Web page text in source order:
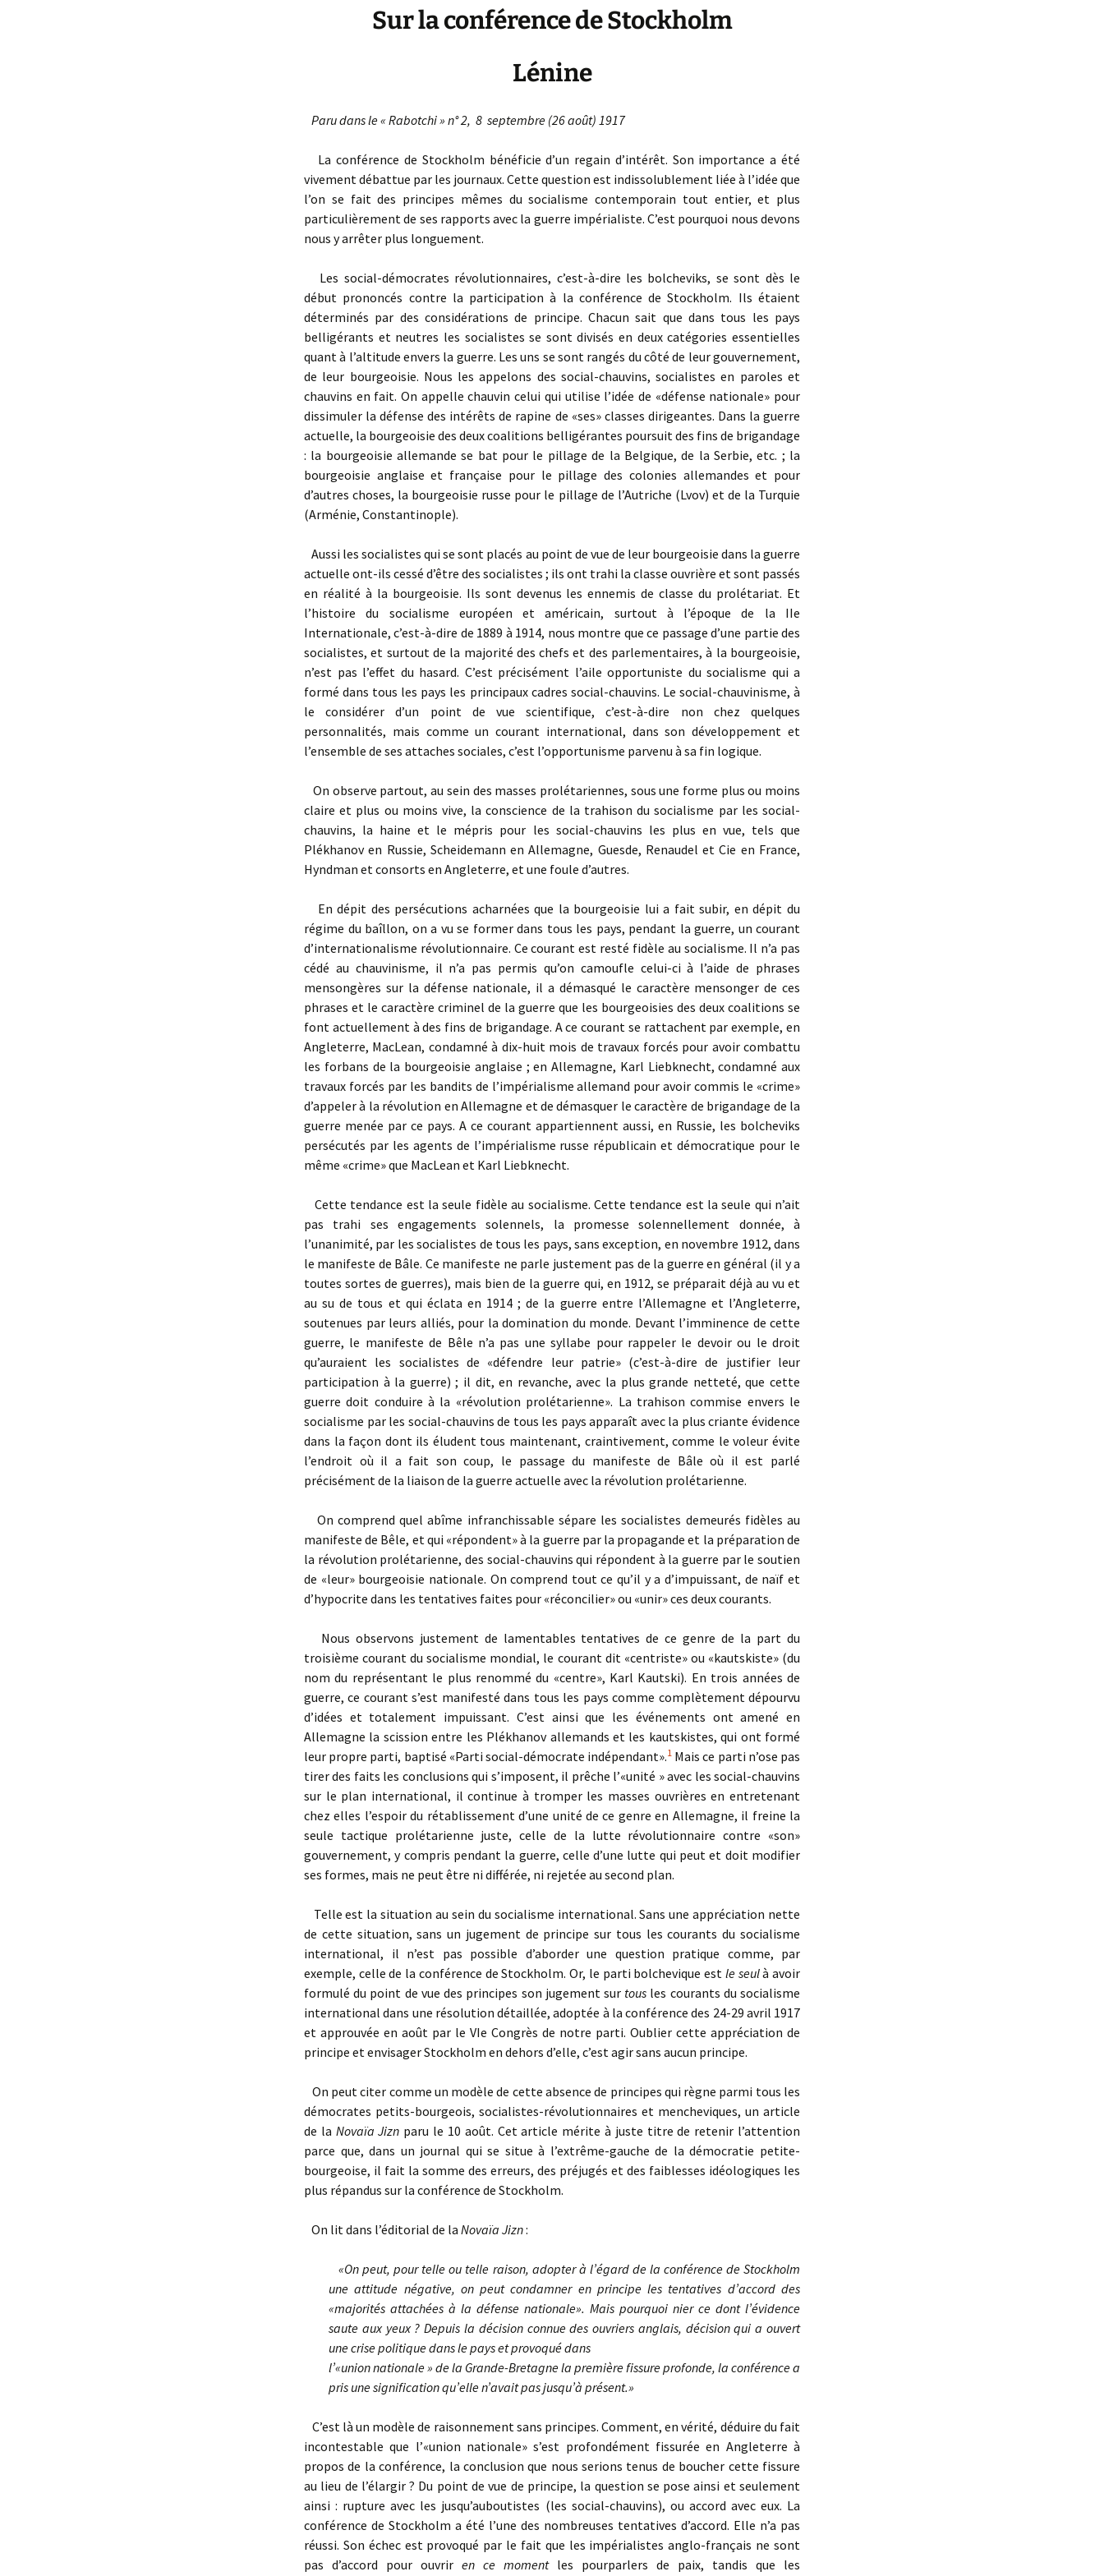
Sur la conférence de Stockholm
Lénine
Paru dans le « Rabotchi » n°2, 8 septembre (26 août) 1917
La conférence de Stockholm bénéficie d’un regain d’intérêt. Son importance a été
vivement débattue par les journaux. Cette question est indissolublement liée à l’idée que
l’on se fait des principes mêmes du socialisme contemporain tout entier, et plus
particulièrement de ses rapports avec la guerre impérialiste. C’est pourquoi nous devons
nous y arrêter plus longuement.
Les social-démocrates révolutionnaires, c’est-à-dire les bolcheviks, se sont dès le
début prononcés contre la participation à la conférence de Stockholm. Ils étaient
déterminés par des considérations de principe. Chacun sait que dans tous les pays
belligérants et neutres les socialistes se sont divisés en deux catégories essentielles
quant à l’altitude envers la guerre. Les uns se sont rangés du côté de leur gouvernement,
de leur bourgeoisie. Nous les appelons des social-chauvins, socialistes en paroles et
chauvins en fait. On appelle chauvin celui qui utilise l’idée de «défense nationale» pour
dissimuler la défense des intérêts de rapine de «ses» classes dirigeantes. Dans la guerre
actuelle, la bourgeoisie des deux coalitions belligérantes poursuit des fins de brigandage
: la bourgeoisie allemande se bat pour le pillage de la Belgique, de la Serbie, etc. ; la
bourgeoisie anglaise et française pour le pillage des colonies allemandes et pour
d’autres choses, la bourgeoisie russe pour le pillage de l’Autriche (Lvov) et de la Turquie
(Arménie, Constantinople).
Aussi les socialistes qui se sont placés au point de vue de leur bourgeoisie dans la guerre
actuelle ont-ils cessé d’être des socialistes ; ils ont trahi la classe ouvrière et sont passés
en réalité à la bourgeoisie. Ils sont devenus les ennemis de classe du prolétariat. Et
l’histoire du socialisme européen et américain, surtout à l’époque de la IIe
Internationale, c’est-à-dire de 1889 à 1914, nous montre que ce passage d’une partie des
socialistes, et surtout de la majorité des chefs et des parlementaires, à la bourgeoisie,
n’est pas l’effet du hasard. C’est précisément l’aile opportuniste du socialisme qui a
formé dans tous les pays les principaux cadres social-chauvins. Le social-chauvinisme, à
le considérer d’un point de vue scientifique, c’est-à-dire non chez quelques
personnalités, mais comme un courant international, dans son développement et
l’ensemble de ses attaches sociales, c’est l’opportunisme parvenu à sa fin logique.
On observe partout, au sein des masses prolétariennes, sous une forme plus ou moins
claire et plus ou moins vive, la conscience de la trahison du socialisme par les social-
chauvins, la haine et le mépris pour les social-chauvins les plus en vue, tels que
Plékhanov en Russie, Scheidemann en Allemagne, Guesde, Renaudel et Cie en France,
Hyndman et consorts en Angleterre, et une foule d’autres.
En dépit des persécutions acharnées que la bourgeoisie lui a fait subir, en dépit du
régime du baîllon, on a vu se former dans tous les pays, pendant la guerre, un courant
d’internationalisme révolutionnaire. Ce courant est resté fidèle au socialisme. Il n’a pas
cédé au chauvinisme, il n’a pas permis qu’on camoufle celui-ci à l’aide de phrases
mensongères sur la défense nationale, il a démasqué le caractère mensonger de ces
phrases et le caractère criminel de la guerre que les bourgeoisies des deux coalitions se
font actuellement à des fins de brigandage. A ce courant se rattachent par exemple, en
Angleterre, MacLean, condamné à dix-huit mois de travaux forcés pour avoir combattu
les forbans de la bourgeoisie anglaise ; en Allemagne, Karl Liebknecht, condamné aux
travaux forcés par les bandits de l’impérialisme allemand pour avoir commis le «crime»
d’appeler à la révolution en Allemagne et de démasquer le caractère de brigandage de la
guerre menée par ce pays. A ce courant appartiennent aussi, en Russie, les bolcheviks
persécutés par les agents de l’impérialisme russe républicain et démocratique pour le
même «crime» que MacLean et Karl Liebknecht.
Cette tendance est la seule fidèle au socialisme. Cette tendance est la seule qui n’ait
pas trahi ses engagements solennels, la promesse solennellement donnée, à
l’unanimité, par les socialistes de tous les pays, sans exception, en novembre 1912, dans
le manifeste de Bâle. Ce manifeste ne parle justement pas de la guerre en général (il y a
toutes sortes de guerres), mais bien de la guerre qui, en 1912, se préparait déjà au vu et
au su de tous et qui éclata en 1914 ; de la guerre entre l’Allemagne et l’Angleterre,
soutenues par leurs alliés, pour la domination du monde. Devant l’imminence de cette
guerre, le manifeste de Bêle n’a pas une syllabe pour rappeler le devoir ou le droit
qu’auraient les socialistes de «défendre leur patrie» (c’est-à-dire de justifier leur
participation à la guerre) ; il dit, en revanche, avec la plus grande netteté, que cette
guerre doit conduire à la «révolution prolétarienne». La trahison commise envers le
socialisme par les social-chauvins de tous les pays apparaît avec la plus criante évidence
dans la façon dont ils éludent tous maintenant, craintivement, comme le voleur évite
l’endroit où il a fait son coup, le passage du manifeste de Bâle où il est parlé
précisément de la liaison de la guerre actuelle avec la révolution prolétarienne.
On comprend quel abîme infranchissable sépare les socialistes demeurés fidèles au
manifeste de Bêle, et qui «répondent» à la guerre par la propagande et la préparation de
la révolution prolétarienne, des social-chauvins qui répondent à la guerre par le soutien
de «leur» bourgeoisie nationale. On comprend tout ce qu’il y a d’impuissant, de naïf et
d’hypocrite dans les tentatives faites pour «réconcilier» ou «unir» ces deux courants.
Nous observons justement de lamentables tentatives de ce genre de la part du
troisième courant du socialisme mondial, le courant dit «centriste» ou «kautskiste» (du
nom du représentant le plus renommé du «centre», Karl Kautski). En trois années de
guerre, ce courant s’est manifesté dans tous les pays comme complètement dépourvu
d’idées et totalement impuissant. C’est ainsi que les événements ont amené en
Allemagne la scission entre les Plékhanov allemands et les kautskistes, qui ont formé
leur propre parti, baptisé «Parti social-démocrate indépendant».1 Mais ce parti n’ose pas
tirer des faits les conclusions qui s’imposent, il prêche l’«unité » avec les social-chauvins
sur le plan international, il continue à tromper les masses ouvrières en entretenant
chez elles l’espoir du rétablissement d’une unité de ce genre en Allemagne, il freine la
seule tactique prolétarienne juste, celle de la lutte révolutionnaire contre «son»
gouvernement, y compris pendant la guerre, celle d’une lutte qui peut et doit modifier
ses formes, mais ne peut être ni différée, ni rejetée au second plan.
Telle est la situation au sein du socialisme international. Sans une appréciation nette
de cette situation, sans un jugement de principe sur tous les courants du socialisme
international, il n’est pas possible d’aborder une question pratique comme, par
exemple, celle de la conférence de Stockholm. Or, le parti bolchevique est le seulà avoir
formulé du point de vue des principes son jugement sur tous les courants du socialisme
international dans une résolution détaillée, adoptée à la conférence des 24-29 avril 1917
et approuvée en août par le VIe Congrès de notre parti. Oublier cette appréciation de
principe et envisager Stockholm en dehors d’elle, c’est agir sans aucun principe.
On peut citer comme un modèle de cette absence de principes qui règne parmi tous les
démocrates petits-bourgeois, socialistes-révolutionnaires et mencheviques, un article
de la Novaïa Jizn paru le 10 août. Cet article mérite à juste titre de retenir l’attention
parce que, dans un journal qui se situe à l’extrême-gauche de la démocratie petite-
bourgeoise, il fait la somme des erreurs, des préjugés et des faiblesses idéologiques les
plus répandus sur la conférence de Stockholm.
On lit dans l’éditorial de la Novaïa Jizn:
«On peut, pour telle ou telle raison, adopter à l’égard de la conférence de Stockholm
une attitude négative, on peut condamner en principe les tentatives d’accord des
«majorités attachées à la défense nationale». Mais pourquoi nier ce dont l’évidence
saute aux yeux ? Depuis la décision connue des ouvriers anglais, décision qui a ouvert
une crise politique dans le pays et provoqué dans
l’«union nationale » de la Grande-Bretagne la première fissure profonde, la conférence a
pris une signification qu’elle n’avait pas jusqu’à présent.»
C’est là un modèle de raisonnement sans principes. Comment, en vérité, déduire du fait
incontestable que l’«union nationale» s’est profondément fissurée en Angleterre à
propos de la conférence, la conclusion que nous serions tenus de boucher cette fissure
au lieu de l’élargir ? Du point de vue de principe, la question se pose ainsi et seulement
ainsi : rupture avec les jusqu’auboutistes (les social-chauvins), ou accord avec eux. La
conférence de Stockholm a été l’une des nombreuses tentatives d’accord. Elle n’a pas
réussi. Son échec est provoqué par le fait que les impérialistes anglo-français ne sont
pas d’accord pour ouvrir en ce moment les pourparlers de paix, tandis que les